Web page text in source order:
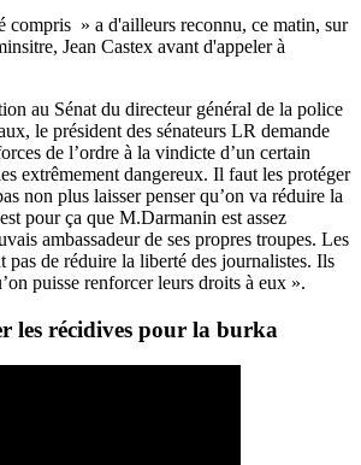
compris » a d'ailleurs reconnu, ce matin, sur
Jean Castex avant d'appeler à
au Sénat du directeur général de la police
, le président des sénateurs LR demande
de l’ordre à la vindicte d’un certain
extrêmement dangereux. Il faut les protéger
non plus laisser penser qu’on va réduire la
pour ça que M.Darmanin est assez
ambassadeur de ses propres troupes. Les
pas de réduire la liberté des journalistes. Ils
puisse renforcer leurs droits à eux ».
les récidives pour la burka